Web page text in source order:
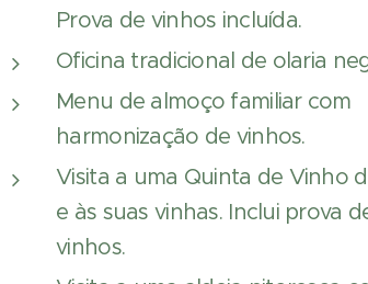
Prova de vinhos incluída.
Oficina tradicional de olaria
Menu de almoço familiar com
harmonização de vinhos.
Visita a uma Quinta de Vinho
e às suas vinhas. Inclui prova
vinhos.